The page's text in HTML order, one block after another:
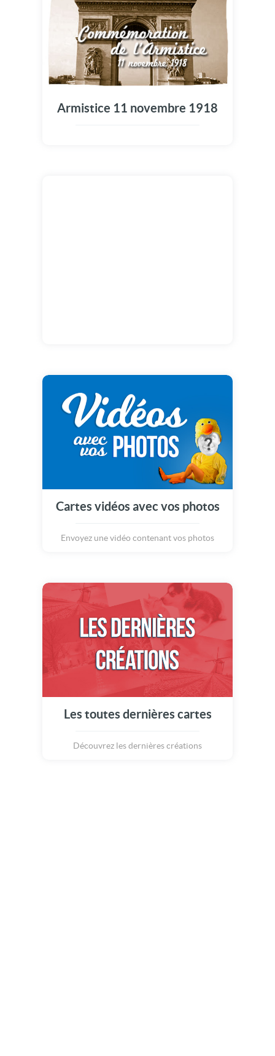
Armistice 11 novembre 1918
Cartes vidéos avec vos photos
Envoyez une vidéo contenant vos photos
Les toutes dernières cartes
Découvrez les dernières créations